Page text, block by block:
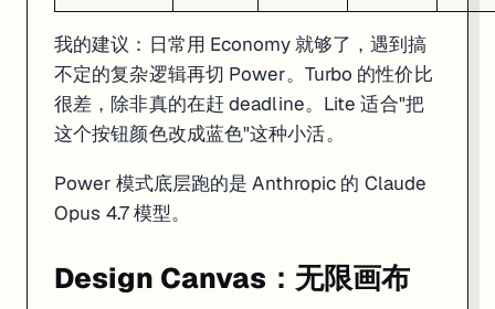
跟 Agent 说"加上用户登录功能"，它会自动配好 Replit Auth。用户点
底层用的是 Firebase + Google Cloud Identity Platform + reCAPTCHA
限制：目前只能通过 Agent 来配置 Replit Auth，没有手动配置的入口。
这是 Replit Agent 最实用的保险机制。Agent 每完成一个阶段的任务
完整的代码状态
我的建议：日常用 Economy 就够了，遇到搞
不定的复杂逻辑再切 Power。Turbo 的性价比
很差，除非真的在赶 deadline。Lite 适合"把
这个按钮颜色改成蓝色"这种小活。
Power 模式底层跑的是 Anthropic 的 Claude
Opus 4.7 模型。
Design Canvas：无限画布